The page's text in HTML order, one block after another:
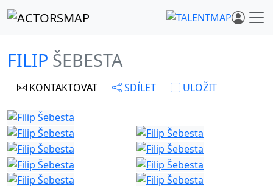
FILIP ŠEBESTA
KONTAKTOVAT SDÍLET ULOŽIT